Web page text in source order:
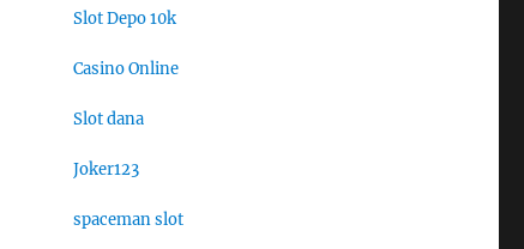
Slot Depo 10k
Casino Online
Slot dana
Joker123
spaceman slot